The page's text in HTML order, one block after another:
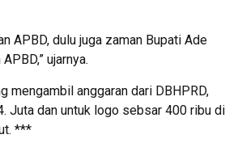
APBD, dulu juga zaman Bupati Ade
ujarnya.
mengambil anggaran dari DBHPRD,
Juta dan untuk logo sebsar 400 ribu di
***